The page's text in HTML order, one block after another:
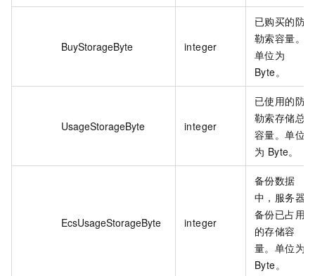
BuyStorageByte integer
已购买的防
勒索容量。
单位为
Byte。
UsageStorageByte integer
已使用的防
勒索存储总
容量。单位
为 Byte。
EcsUsageStorageByte integer
备份数据
中，服务器
备份已占用
的存储容
量。单位为
Byte。